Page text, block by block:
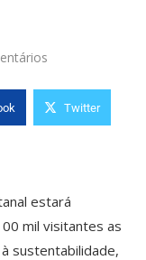
Twitter
estará
mil visitantes as
sustentabilidade,